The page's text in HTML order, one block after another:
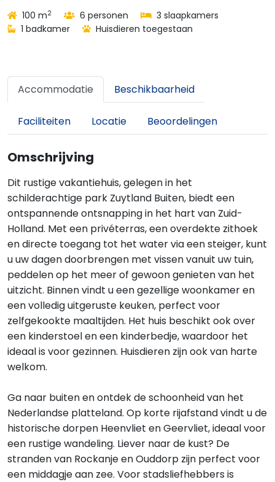
100 m2 6 personen
3 slaapkamers
1 badkamer
Huisdieren toegestaan
Accommodatie Beschikbaarheid
Faciliteiten Locatie Beoordelingen
Omschrijving
Dit rustige vakantiehuis, gelegen in het
schilderachtige park Zuytland Buiten, biedt een
ontspannende ontsnapping in het hart van Zuid-
Holland. Met een privéterras, een overdekte zithoek
en directe toegang tot het water via een steiger, kunt
u uw dagen doorbrengen met vissen vanuit uw tuin,
peddelen op het meer of gewoon genieten van het
uitzicht. Binnen vindt u een gezellige woonkamer en
een volledig uitgeruste keuken, perfect voor
zelfgekookte maaltijden. Het huis beschikt ook over
een kinderstoel en een kinderbedje, waardoor het
ideaal is voor gezinnen. Huisdieren zijn ook van harte
welkom.
Ga naar buiten en ontdek de schoonheid van het
Nederlandse platteland. Op korte rijafstand vindt u de
historische dorpen Heenvliet en Geervliet, ideaal voor
een rustige wandeling. Liever naar de kust? De
stranden van Rockanje en Ouddorp zijn perfect voor
een middagje aan zee. Voor stadsliefhebbers is